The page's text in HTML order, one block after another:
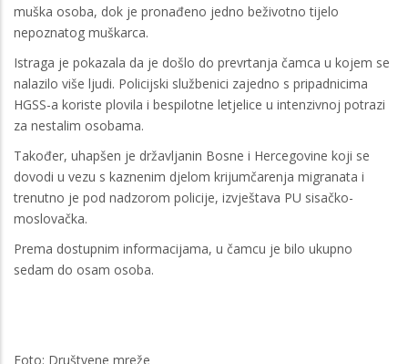
muška osoba, dok je pronađeno jedno beživotno tijelo
nepoznatog muškarca.
Istraga je pokazala da je došlo do prevrtanja čamca u kojem se
nalazilo više ljudi. Policijski službenici zajedno s pripadnicima
HGSS-a koriste plovila i bespilotne letjelice u intenzivnoj potrazi
za nestalim osobama.
Također, uhapšen je državljanin Bosne i Hercegovine koji se
dovodi u vezu s kaznenim djelom krijumčarenja migranata i
trenutno je pod nadzorom policije, izvještava PU sisačko-
moslovačka.
Prema dostupnim informacijama, u čamcu je bilo ukupno
sedam do osam osoba.
Foto: Društvene mreže